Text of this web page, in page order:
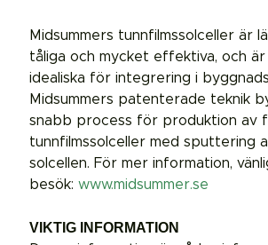
Midsummers tunnfilmssolceller är
tåliga och mycket effektiva, och
idealiska för integrering i
Midsummers patenterade teknik
snabb process för produktion av
tunnfilmssolceller med sputtering
solcellen. För mer information,
besök: www.midsummer.se
VIKTIG INFORMATION